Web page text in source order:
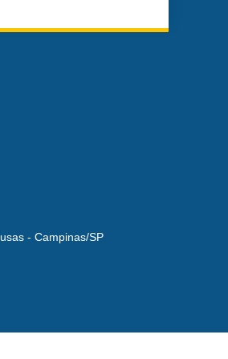
- Campinas/SP